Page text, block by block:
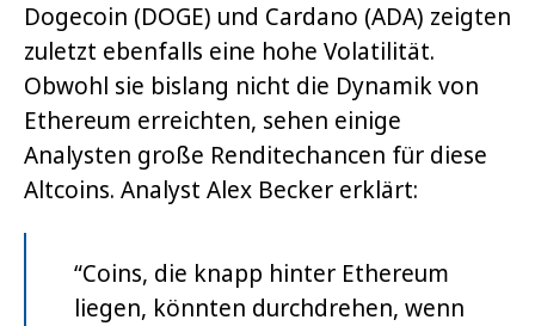
Dogecoin (DOGE) und Cardano (ADA) zeigten
zuletzt ebenfalls eine hohe Volatilität.
Obwohl sie bislang nicht die Dynamik von
Ethereum erreichten, sehen einige
Analysten große Renditechancen für diese
Altcoins. Analyst Alex Becker erklärt:
“Coins, die knapp hinter Ethereum
liegen, könnten durchdrehen, wenn